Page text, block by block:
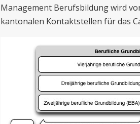
Management Berufsbildung wird
kantonalen Kontaktstellen für das